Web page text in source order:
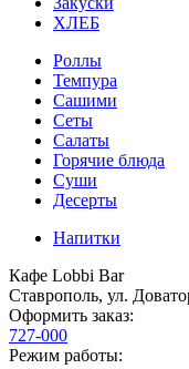
ХЛЕБ
Роллы
Темпура
Сашими
Сеты
Салаты
Горячие блюда
Суши
Десерты
Напитки
Кафе Lobbi Bar
Ставрополь, ул.
Оформить заказ:
727-000
Режим работы: